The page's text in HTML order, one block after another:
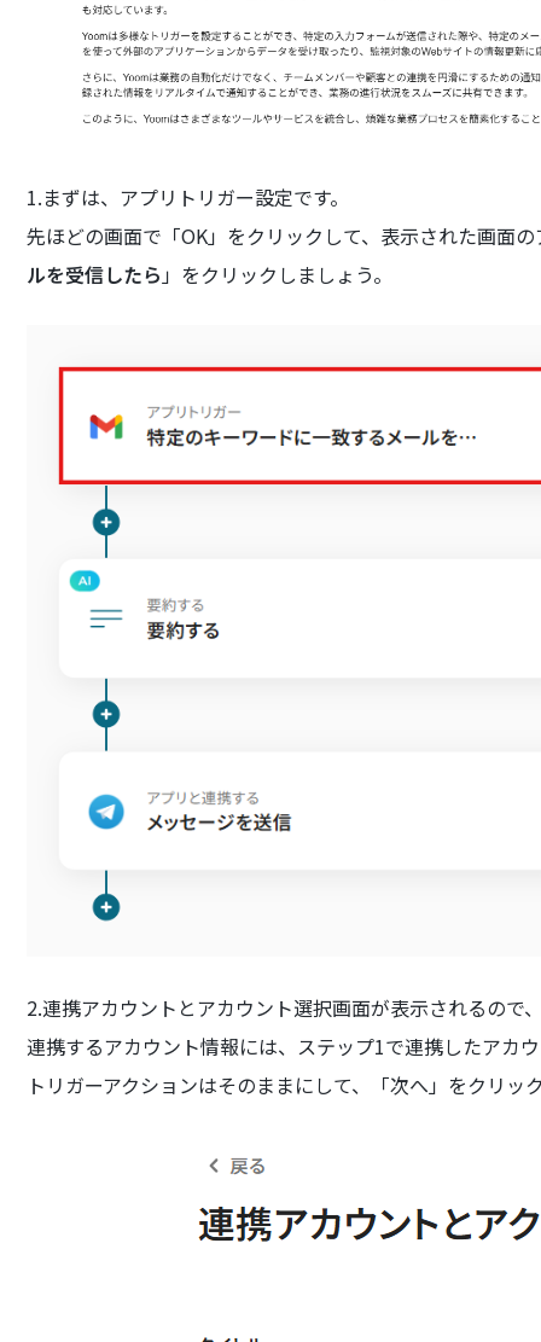
1.まずは、アプリトリガー設定です。
先ほどの画面で「OK」をクリックして、表示された画面
ルを受信したら」をクリックしましょう。
2.連携アカウントとアカウント選択画面が表示されるので
連携するアカウント情報には、ステップ1で連携したアカ
トリガーアクションはそのままにして、「次へ」をクリッ